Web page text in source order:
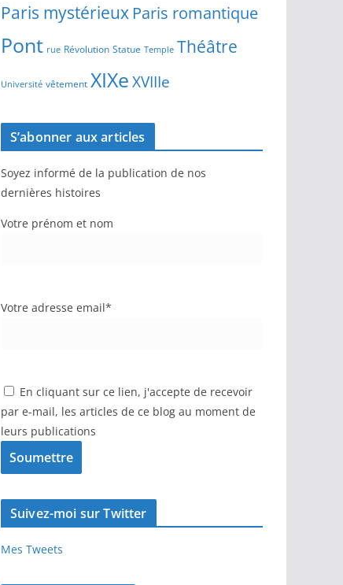
Paris mystérieux Paris romantique
Pont rue Révolution Statue Temple Théâtre
Université vêtement XIXeXVIIIe
S’abonner aux articles
Soyez informé de la publication de nos
dernières histoires
Votre prénom et nom
Votre adresse email*
En cliquant sur ce lien, j'accepte de recevoir
par e-mail, les articles de ce blog au moment de
leurs publications
Suivez-moi sur Twitter
Mes Tweets